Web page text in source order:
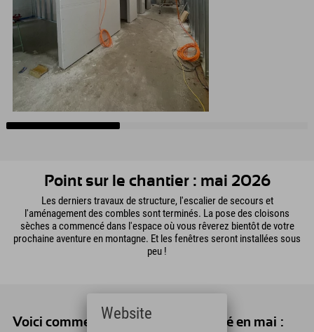
Point sur le chantier : mai 2026
Les derniers travaux de structure, l'escalier de secours et
l'aménagement des combles sont terminés. La pose des cloisons
sèches a commencé dans l'espace où vous rêverez bientôt de votre
prochaine aventure en montagne. Et les fenêtres seront installées sous
peu !
Voici comment les choses ont évolué en mai :
Website